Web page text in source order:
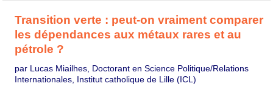
Transition verte : peut-on vraiment comparer
les dépendances aux métaux rares et au
pétrole ?
par Lucas Miailhes, Doctorant en Science Politique/Relations
Internationales, Institut catholique de Lille (ICL)